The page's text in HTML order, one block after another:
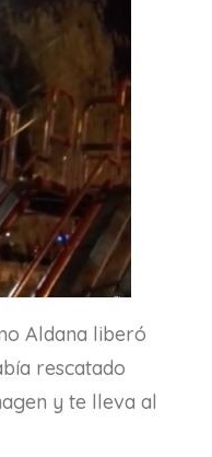
Aldana liberó
rescatado
y te lleva al